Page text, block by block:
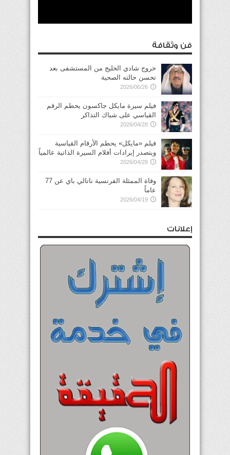
فن وثقافة
خروج شادي الخليج من المستشفى بعد
تحسن حالته الصحية
2026/06/26
فيلم سيرة مايكل جاكسون يحطم الرقم
القياسي على شباك التذاكر
2026/04/28
فيلم «مايكل» يحطم الأرقام القياسية
ويتصدر إيرادات أفلام السيرة الذاتية عالمياً
2026/04/28
وفاة الممثلة الفرنسية ناتالي باي عن 77
عاماً
2026/04/19
إعلانات